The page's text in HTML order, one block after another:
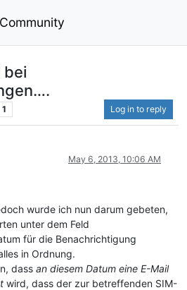
Community
bei
1 Log in to reply
May 6, 2013, 10:06 AM
wurde ich nun darum gebeten,
unter dem Feld
für die Benachrichtigung
in Ordnung.
dass an diesem Datum eine E-Mail
wird, dass der zur betreffenden SIM-